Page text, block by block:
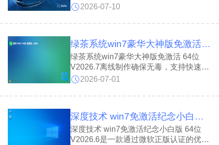
操作系统，深度技术 Windows 7官方旗
155个安全补丁及全套运行库，兼容性极
纸牌游戏，系统安全稳定，适配老旧软硬
件环境，值得信赖。
2026-07-10
绿茶系统win7豪华大神版免激活 64位 V2026.7
绿茶系统win7豪华大神版免激活 64位
V2026.7离线制作确保无毒，支持快速还
原和自动安装;绿茶系统win7豪华大神版
动，能自动识别适配最新高端配置，针对
用户轻松获得稳定流畅的体验。
2026-07-01
深度技术 win7免激活纪念小白版 64位 V2026.6
深度技术 win7免激活纪念小白版 64位
V2026.6是一款通过微软正版认证的优化